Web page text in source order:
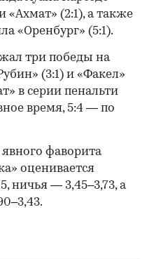
«Ахмат» (2:1), а также
«Оренбург» (5:1).
три победы на
(3:1) и «Факел»
в серии пенальти
время, 5:4 — по
фаворита
оценивается
ничья — 3,45–3,73, а